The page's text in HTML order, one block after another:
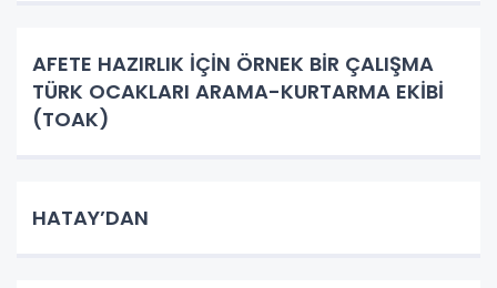
AFETE HAZIRLIK İÇİN ÖRNEK BİR ÇALIŞMA
TÜRK OCAKLARI ARAMA-KURTARMA EKİBİ
(TOAK)
HATAY’DAN